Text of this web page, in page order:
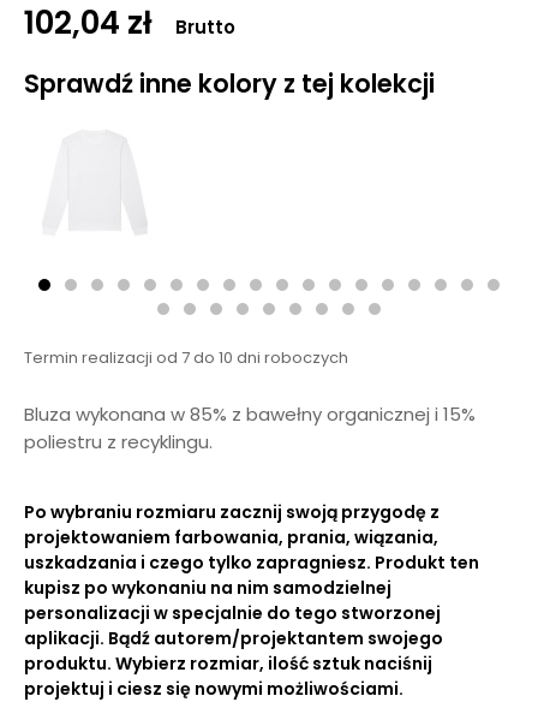
102,04 zł Brutto
Sprawdź inne kolory z tej kolekcji
Termin realizacji od 7 do 10 dni roboczych
Bluza wykonana w 85% z bawełny organicznej i 15%
poliestru z recyklingu.
Po wybraniu rozmiaru zacznij swoją przygodę z
projektowaniem farbowania, prania, wiązania,
uszkadzania i czego tylko zapragniesz. Produkt ten
kupisz po wykonaniu na nim samodzielnej
personalizacji w specjalnie do tego stworzonej
aplikacji. Bądź autorem/projektantem swojego
produktu. Wybierz rozmiar, ilość sztuk naciśnij
projektuj i ciesz się nowymi możliwościami.